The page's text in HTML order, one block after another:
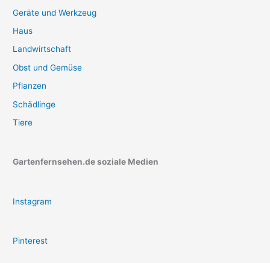
Geräte und Werkzeug
Haus
Landwirtschaft
Obst und Gemüse
Pflanzen
Schädlinge
Tiere
Gartenfernsehen.de soziale Medien
Instagram
Pinterest